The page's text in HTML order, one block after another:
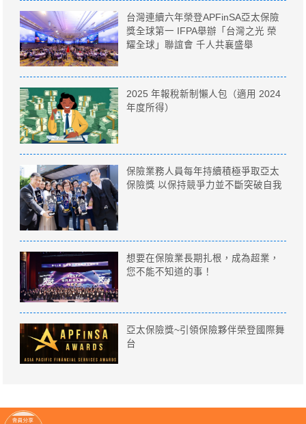
台灣連續六年榮登APFinSA亞太保險
獎全球第一 IFPA舉辦「台灣之光 榮
耀全球」聯誼會 千人共襄盛舉
2025 年報稅新制懶人包（適用 2024
年度所得）
保險業務人員每年持續積極爭取亞太
保險獎 以保持競爭力並不斷突破自我
想要在保險業長期扎根，成為超業，
您不能不知道的事！
亞太保險獎~引領保險夥伴榮登國際舞
台